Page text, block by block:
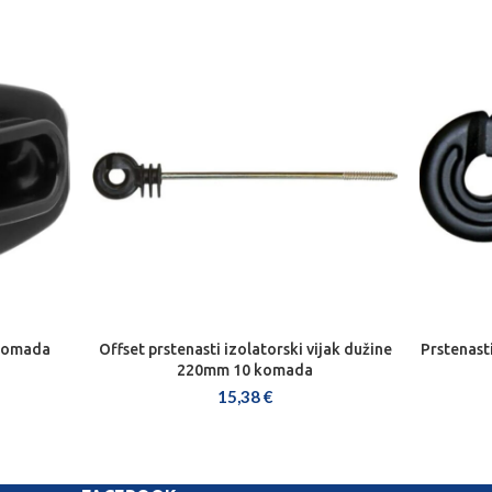
DODAJ U KOŠARICU
Offset prstenasti izolatorski vijak dužine
220mm 10 komada
15,38€